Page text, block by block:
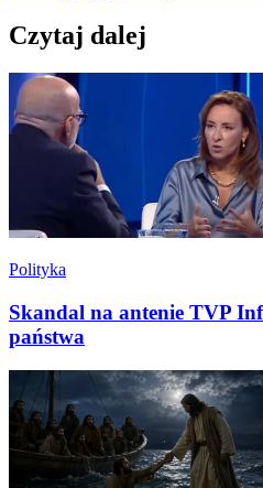
Czytaj dalej
Polityka
Skandal na antenie TVP
państwa